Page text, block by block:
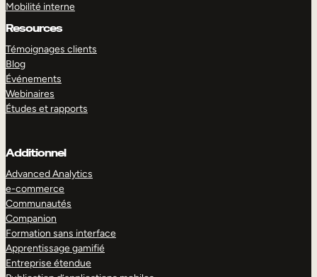
Mobilité interne
Resources
Témoignages clients
Blog
Événements
Webinaires
Études et rapports
Additionnel
Advanced Analytics
e-commerce
Communautés
Companion
Formation sans interface
Apprentissage gamifié
Entreprise étendue